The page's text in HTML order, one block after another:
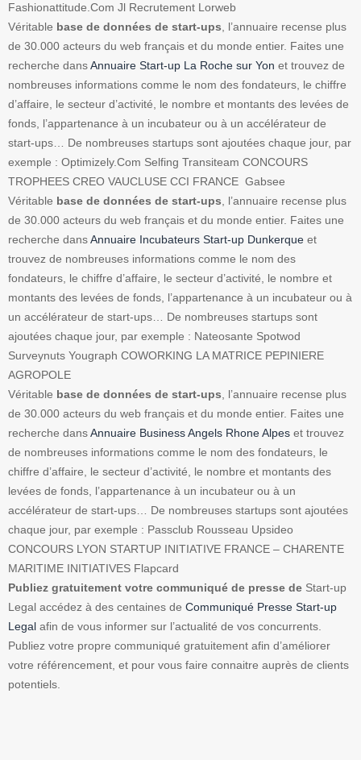
Fashionattitude.Com Jl Recrutement Lorweb
Véritable base de données de start-ups, l’annuaire recense plus
de 30.000 acteurs du web français et du monde entier. Faites une
recherche dansAnnuaire Start-up La Roche sur Yon et trouvez de
nombreuses informations comme le nom des fondateurs, le chiffre
d’affaire, le secteur d’activité, le nombre et montants des levées de
fonds, l’appartenance à un incubateur ou à un accélérateur de
start-ups… De nombreuses startups sont ajoutées chaque jour, par
exemple : Optimizely.Com Selfing Transiteam CONCOURS
TROPHEES CREO VAUCLUSE CCI FRANCE Gabsee
Véritable base de données de start-ups, l’annuaire recense plus
de 30.000 acteurs du web français et du monde entier. Faites une
recherche dansAnnuaire Incubateurs Start-up Dunkerque et
trouvez de nombreuses informations comme le nom des
fondateurs, le chiffre d’affaire, le secteur d’activité, le nombre et
montants des levées de fonds, l’appartenance à un incubateur ou à
un accélérateur de start-ups… De nombreuses startups sont
ajoutées chaque jour, par exemple : Nateosante Spotwod
Surveynuts Yougraph COWORKING LA MATRICE PEPINIERE
AGROPOLE
Véritable base de données de start-ups, l’annuaire recense plus
de 30.000 acteurs du web français et du monde entier. Faites une
recherche dansAnnuaire Business Angels Rhone Alpes et trouvez
de nombreuses informations comme le nom des fondateurs, le
chiffre d’affaire, le secteur d’activité, le nombre et montants des
levées de fonds, l’appartenance à un incubateur ou à un
accélérateur de start-ups… De nombreuses startups sont ajoutées
chaque jour, par exemple : Passclub Rousseau Upsideo
CONCOURS LYON STARTUP INITIATIVE FRANCE – CHARENTE
MARITIME INITIATIVES Flapcard
Publiez gratuitement votre communiqué de presse de Start-up
Legal accédez à des centaines de Communiqué Presse Start-up
Legal afin de vous informer sur l’actualité de vos concurrents.
Publiez votre propre communiqué gratuitement afin d’améliorer
votre référencement, et pour vous faire connaitre auprès de clients
potentiels.